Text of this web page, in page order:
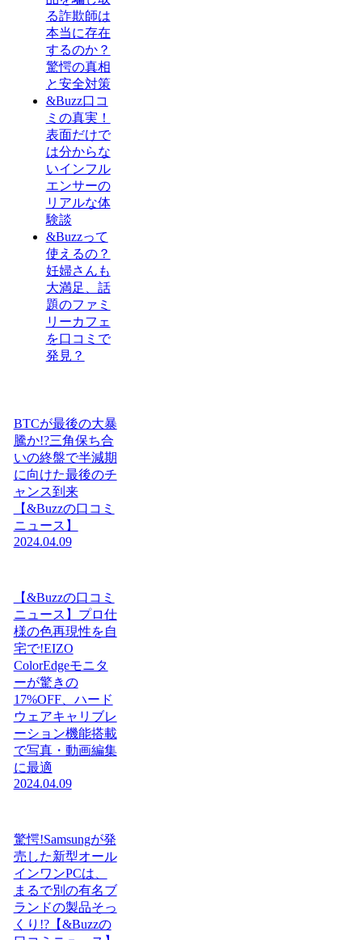
る詐欺師は
本当に存在
するのか？
驚愕の真相
と安全対策
&Buzz口コ
ミの真実！
表面だけで
は分からな
いインフル
エンサーの
リアルな体
験談
&Buzzって
使えるの？
妊婦さんも
大満足、話
題のファミ
リーカフェ
を口コミで
発見？
BTCが最後の大暴
騰か!?三角保ち合
いの終盤で半減期
に向けた最後のチ
ャンス到来
【&Buzzの口コミ
ニュース】
2024.04.09
【&Buzzの口コミ
ニュース】プロ仕
様の色再現性を自
宅で!EIZO
ColorEdgeモニタ
ーが驚きの
17%OFF、ハード
ウェアキャリブレ
ーション機能搭載
で写真・動画編集
に最適
2024.04.09
驚愕!Samsungが発
売した新型オール
インワンPCは、
まるで別の有名ブ
ランドの製品そっ
くり!?【&Buzzの